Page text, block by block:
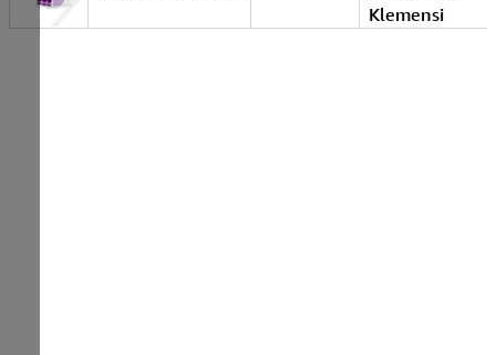
Klemensi